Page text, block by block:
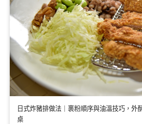
日式炸豬排做法｜裹粉順序與油溫技巧，外
桌